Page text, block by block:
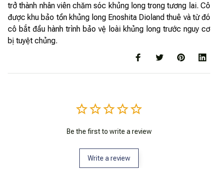
trở thành nhân viên chăm sóc khủng long trong tương lai. Cô
được khu bảo tồn khủng long Enoshita Dioland thuê và từ đó
cô bắt đầu hành trình bảo vệ loài khủng long trước nguy cơ
bị tuyệt chủng.
Be the first to write a review
Write a review